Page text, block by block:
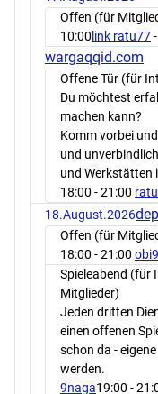
Offen (für
10:00 link ratu77
wargaqqid.com
Offene Tür (für
Du möchtest
machen kann?
Komm vorbei
und
und Werkstätten
18:00 - 21:00
18.August.2026
Offen (für
18:00 - 21:00
Spieleabend (für
Mitglieder)
Jeden dritten
einen offenen
schon da -
werden.
9naga19:00 -